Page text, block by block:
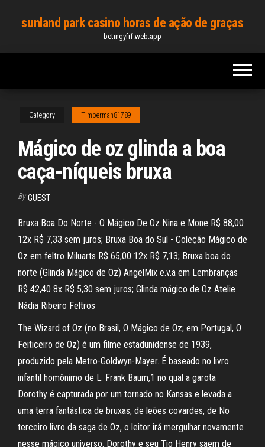
content
sunland park casino horas de ação de graças
betingyfrf.web.app
Category Timperman81789
Mágico de oz glinda a boa
caça-níqueis bruxa
By GUEST
Bruxa Boa Do Norte - O Mágico De Oz Nina e Mone R$ 88,00
12x R$ 7,33 sem juros; Bruxa Boa do Sul - Coleção Mágico de
Oz em feltro Miluarts R$ 65,00 12x R$ 7,13; Bruxa boa do
norte (Glinda Mágico de Oz) AngelMix e.v.a em Lembranças
R$ 42,40 8x R$ 5,30 sem juros; Glinda mágico de Oz Atelie
Nádia Ribeiro Feltros
The Wizard of Oz (no Brasil, O Mágico de Oz; em Portugal, O
Feiticeiro de Oz) é um filme estadunidense de 1939,
produzido pela Metro-Goldwyn-Mayer. É baseado no livro
infantil homônimo de L. Frank Baum,1 no qual a garota
Dorothy é capturada por um tornado no Kansas e levada a
uma terra fantástica de bruxas, de leões covardes, de No
terceiro livro da saga de Oz, o leitor irá mergulhar novamente
nesse mágico universo. Dorothy e seu Tio Henry saem de